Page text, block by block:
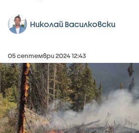
Николай Василковски
05 септември 2024 12:43